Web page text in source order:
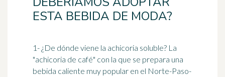
ESTA BEBIDA DE MODA?
1- ¿De dónde viene la achicoria soluble? La
"achicoria de café" con la que se prepara una
bebida caliente muy popular en el Norte-Paso-